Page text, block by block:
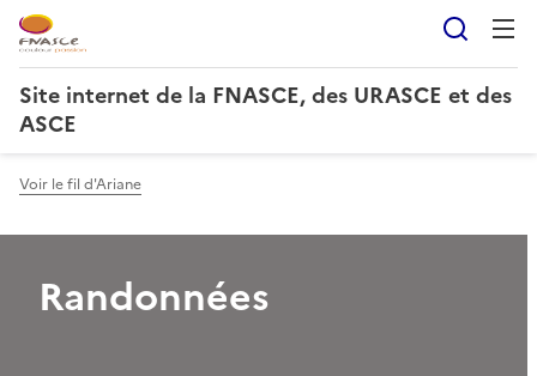
Site internet de la FNASCE, des URASCE et des
ASCE
Voir le fil d'Ariane
Randonnées